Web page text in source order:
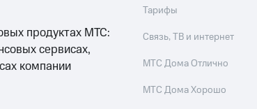
продуктах МТС:
сервисах,
компании
Тарифы
Связь, ТВ и интернет
МТС Дома Отлично
МТС Дома Хорошо